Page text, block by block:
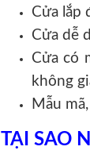
Cửa lắp
Cửa dễ
Cửa có
không
Mẫu
TẠI SAO